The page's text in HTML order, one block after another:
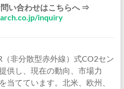
い合わせはこちらへ ⇒
inquiry
非分散型赤外線）式CO2セン
供し、現在の動向、市場力
当てています。北米、欧州、